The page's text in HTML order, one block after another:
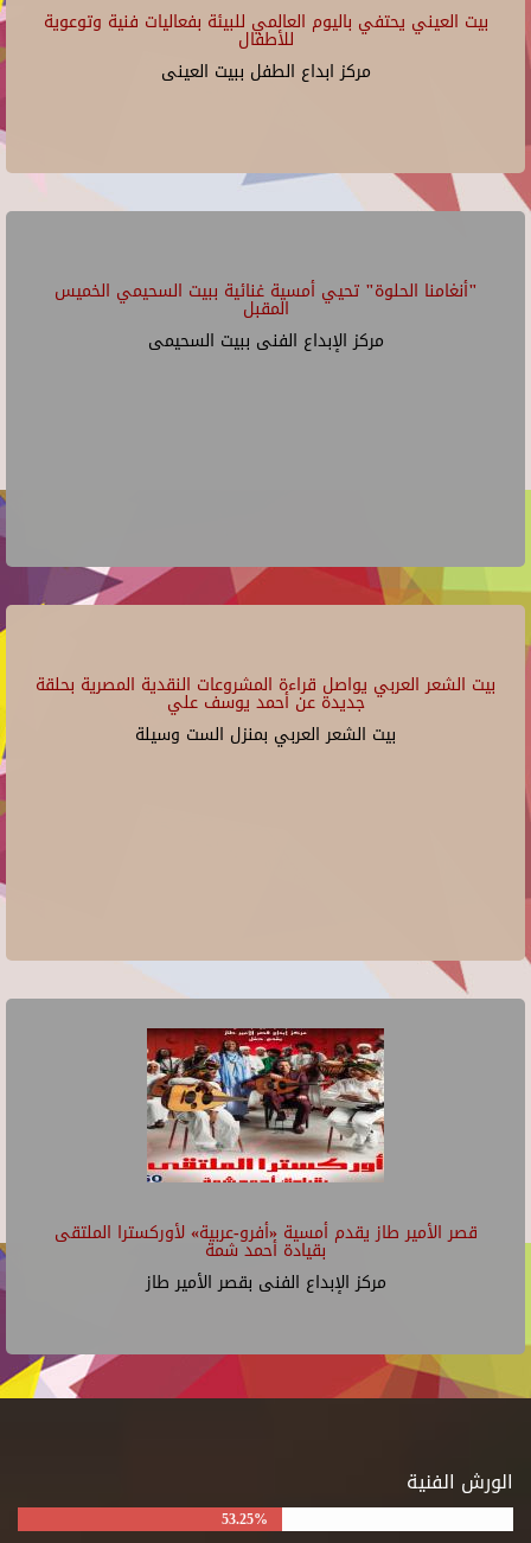
بيت العيني يحتفي باليوم العالمي للبيئة بفعاليات فنية وتوعوية
للأطفال
مركز ابداع الطفل ببيت العينى
"أنغامنا الحلوة" تحيي أمسية غنائية ببيت السحيمي الخميس
المقبل
مركز الإبداع الفنى ببيت السحيمى
بيت الشعر العربي يواصل قراءة المشروعات النقدية المصرية بحلقة
جديدة عن أحمد يوسف علي
بيت الشعر العربي بمنزل الست وسيلة
قصر الأمير طاز يقدم أمسية «أفرو-عربية» لأوركسترا الملتقى
بقيادة أحمد شمة
مركز الإبداع الفنى بقصر الأمير طاز
الورش الفنية
53.25%